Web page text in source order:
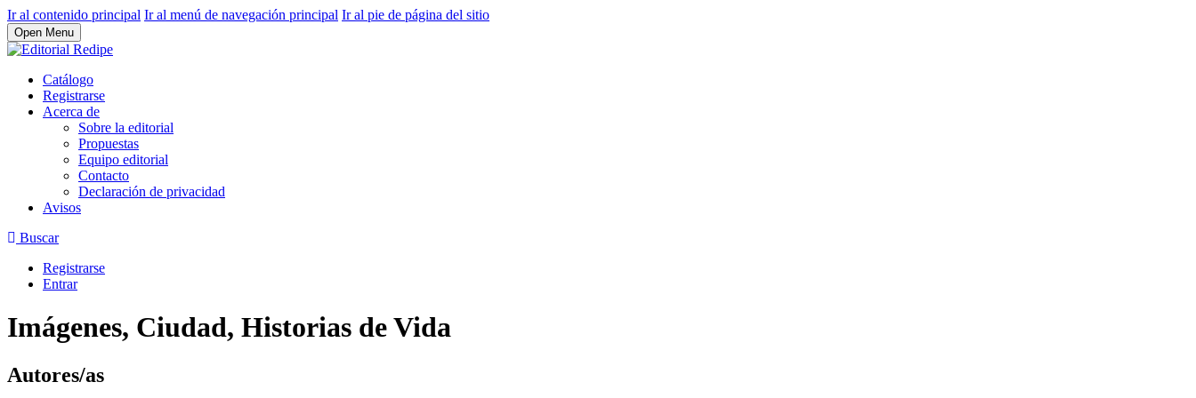
Ir al contenido principal Ir al menú de navegación principal Ir al pie de página del sitio
Open Menu
Catálogo
Registrarse
Acerca de
Sobre la editorial
Propuestas
Equipo editorial
Contacto
Declaración de privacidad
Avisos
Buscar
Registrarse
Entrar
Imágenes, Ciudad, Historias de Vida
Autores/as